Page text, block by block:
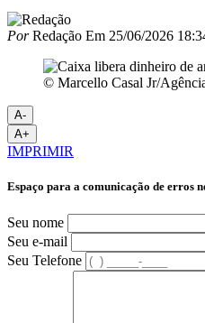
PorRedação Em 25/06/2026
© Marcello Casal Jr/
A-
A+
IMPRIMIR
Espaço para a comunicação de erros
Seu nome
Seu e-mail
Seu Telefone